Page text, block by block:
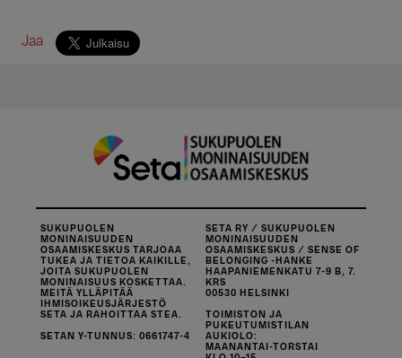
Jaa
SUKUPUOLEN
MONINAISUUDEN
OSAAMISKESKUS TARJOAA
TUKEA JA TIETOA KAIKILLE,
JOITA SUKUPUOLEN
MONINAISUUS KOSKETTAA.
MEITÄ YLLÄPITÄÄ
IHMISOIKEUSJÄRJESTÖ
SETA JA RAHOITTAA STEA.
SETAN Y-TUNNUS: 0661747-4
SETA RY / SUKUPUOLEN
MONINAISUUDEN
OSAAMISKESKUS / SENSE OF
BELONGING -HANKE
HAAPANIEMENKATU 7-9 B, 7.
KRS
00530 HELSINKI
TOIMISTON JA
PUKEUTUMISTILAN
AUKIOLO:
MAANANTAI-TORSTAI